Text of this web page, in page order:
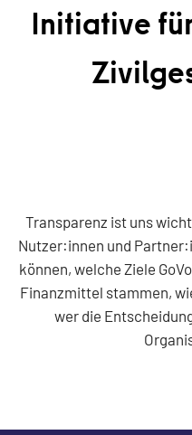
Initiative
Transparenz ist uns
Nutzer:innen und
können, welche Ziele
Finanzmittel stammen,
wer die